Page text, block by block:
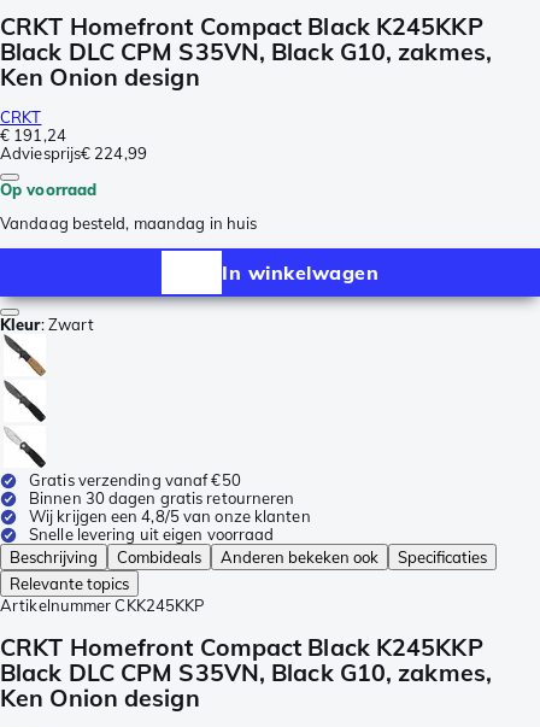
CRKT Homefront Compact Black K245KKP
Black DLC CPM S35VN, Black G10, zakmes,
Ken Onion design
CRKT
€ 191,24
Adviesprijs€ 224,99
Op voorraad
Vandaag besteld, maandag in huis
In winkelwagen
Kleur:Zwart
Gratis verzending vanaf €50
Binnen 30 dagen gratis retourneren
Wij krijgen een 4,8/5 van onze klanten
Snelle levering uit eigen voorraad
Beschrijving
Combideals Anderen bekeken ook
Specificaties
Relevante topics
Artikelnummer CKK245KKP
CRKT Homefront Compact Black K245KKP
Black DLC CPM S35VN, Black G10, zakmes,
Ken Onion design